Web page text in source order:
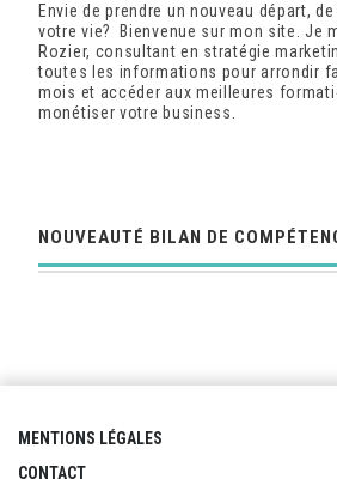
Envie de prendre un nouveau départ,
votre vie? Bienvenue sur mon site. Je
Rozier, consultant en stratégie
toutes les informations pour arrondir
mois et accéder aux meilleures
monétiser votre business.
NOUVEAUTÉ BILAN DE
MENTIONS LÉGALES
CONTACT